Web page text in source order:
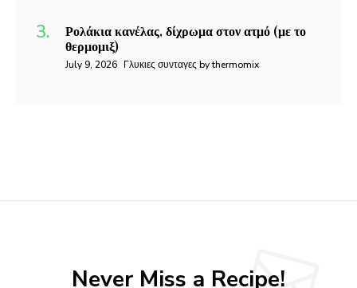
Ρολάκια κανέλας, δίχρωμα στον ατμό (με το
θερμομιξ)
July 9, 2026 Γλυκιες συνταγες by thermomix
Never Miss a Recipe!